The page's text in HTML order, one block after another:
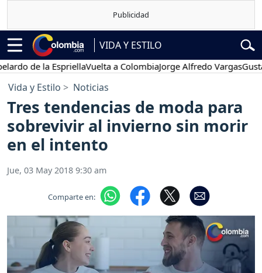
VIDA Y ESTILO
la EspriellaVuelta a ColombiaJorge Alfredo VargasGustavo
Vida y Estilo Noticias
Tres tendencias de moda para
sobrevivir al invierno sin morir
en el intento
Jue, 03 May 2018 9:30 am
Comparte en: